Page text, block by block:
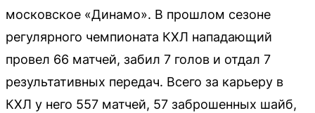
московское «Динамо». В прошлом сезоне
регулярного чемпионата КХЛ нападающий
провел 66 матчей, забил 7 голов и отдал 7
результативных передач. Всего за карьеру в
КХЛ у него 557 матчей, 57 заброшенных шайб,